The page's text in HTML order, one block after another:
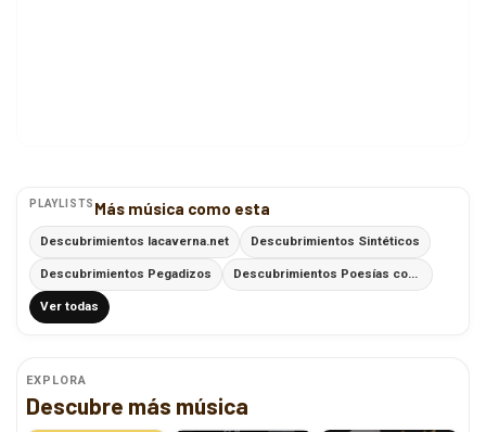
PLAYLISTS Más música como esta
Descubrimientos lacaverna.net Descubrimientos Sintéticos
Descubrimientos Pegadizos Descubrimientos Poesías con Ritmo
Ver todas
EXPLORA
Descubre más música